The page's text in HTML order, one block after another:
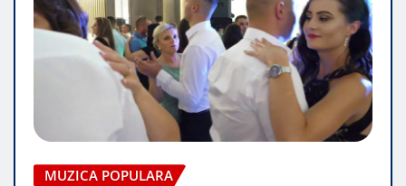
MUZICA POPULARA